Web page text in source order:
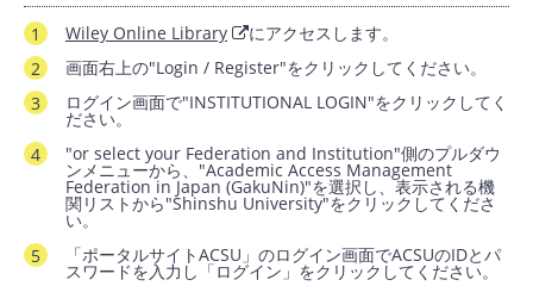
Wiley Online Library
にアクセスします。
画面右上の"Login / Register"をクリックしてください。
ログイン画面で"INSTITUTIONAL LOGIN"をクリックしてく
ださい。
"or select your Federation and Institution"側のプルダウ
ンメニューから、"Academic Access Management
Federation in Japan (GakuNin)"を選択し、表示される機
関リストから"Shinshu University"をクリックしてくださ
い。
「ポータルサイトACSU」のログイン画面でACSUのIDとパ
スワードを入力し「ログイン」をクリックしてください。